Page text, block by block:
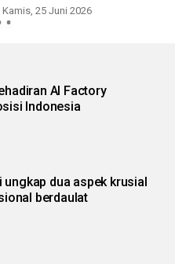
Kamis, 25 Juni 2026
AI Factory
Indonesia
dua aspek krusial
berdaulat